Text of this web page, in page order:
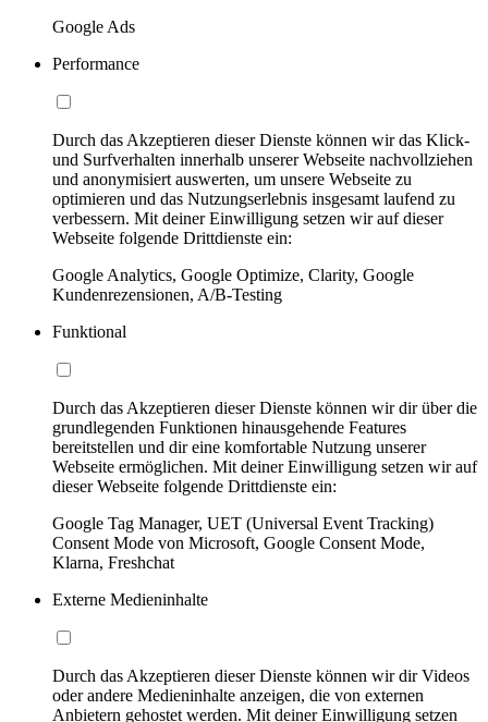
Google Ads
Performance
Durch das Akzeptieren dieser Dienste können wir das Klick-
und Surfverhalten innerhalb unserer Webseite nachvollziehen
und anonymisiert auswerten, um unsere Webseite zu
optimieren und das Nutzungserlebnis insgesamt laufend zu
verbessern. Mit deiner Einwilligung setzen wir auf dieser
Webseite folgende Drittdienste ein:
Google Analytics, Google Optimize, Clarity, Google
Kundenrezensionen, A/B-Testing
Funktional
Durch das Akzeptieren dieser Dienste können wir dir über die
grundlegenden Funktionen hinausgehende Features
bereitstellen und dir eine komfortable Nutzung unserer
Webseite ermöglichen. Mit deiner Einwilligung setzen wir auf
dieser Webseite folgende Drittdienste ein:
Google Tag Manager, UET (Universal Event Tracking)
Consent Mode von Microsoft, Google Consent Mode,
Klarna, Freshchat
Externe Medieninhalte
Durch das Akzeptieren dieser Dienste können wir dir Videos
oder andere Medieninhalte anzeigen, die von externen
Anbietern gehostet werden. Mit deiner Einwilligung setzen